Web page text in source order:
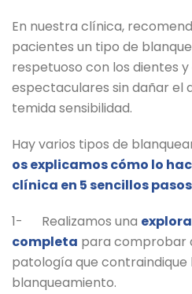
En nuestra clínica,
pacientes un tipo de
respetuoso con los dientes
espectaculares sin dañar el
temida sensibilidad.
Hay varios tipos de
os explicamos cómo lo
clínica en 5 sencillos
1- Realizamos una
completa para comprobar
patología que contraindique
blanqueamiento.